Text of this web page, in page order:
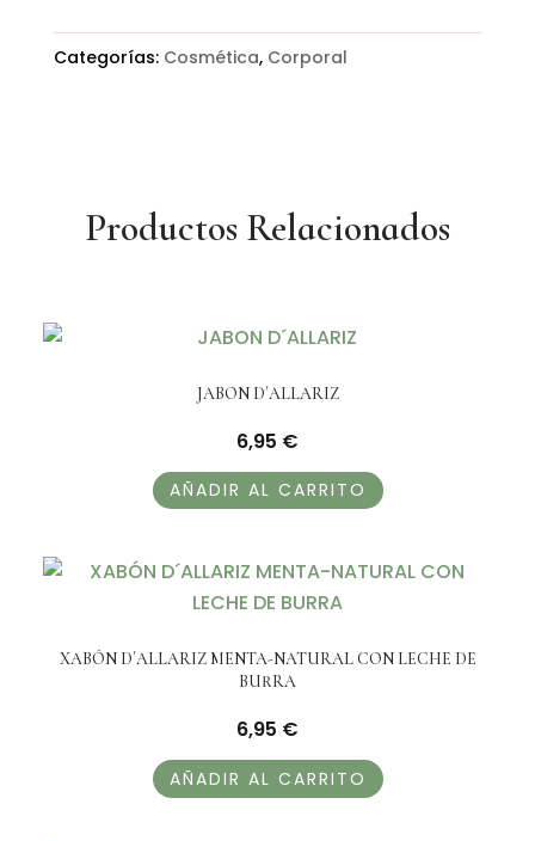
ACEITE
DE
Categorías: Cosmética, Corporal
Productos Relacionados
JABON D´ALLARIZ
6,95 €
AÑADIR AL CARRITO
XABÓN D´ALLARIZ MENTA-NATURAL CON LECHE DE
BURRA
6,95 €
AÑADIR AL CARRITO